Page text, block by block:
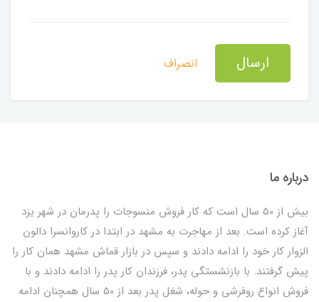
ارسال انصراف
درباره ما
بیش از 50 سال است که کار فروش منسوجات را پدرمان در شهر یزد
آغاز کرده است. بعد از مهاجرت به مشهد در ابتدا در کاروانسرا دالون
الزوار کار خود را ادامه دادند و سپس در بازار قماش مشهد همان کار را
پیش گرفتند. با بازنشستگی پدر، فرزندان کار پدر را ادامه دادند و با
فروش انواع روفرشی و حوله، شغل پدر بعد از 50 سال همچنان ادامه